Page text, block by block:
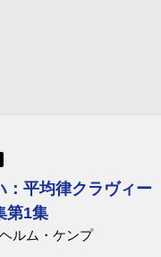
：平均律クラヴィー
第1集
ルム・ケンプ